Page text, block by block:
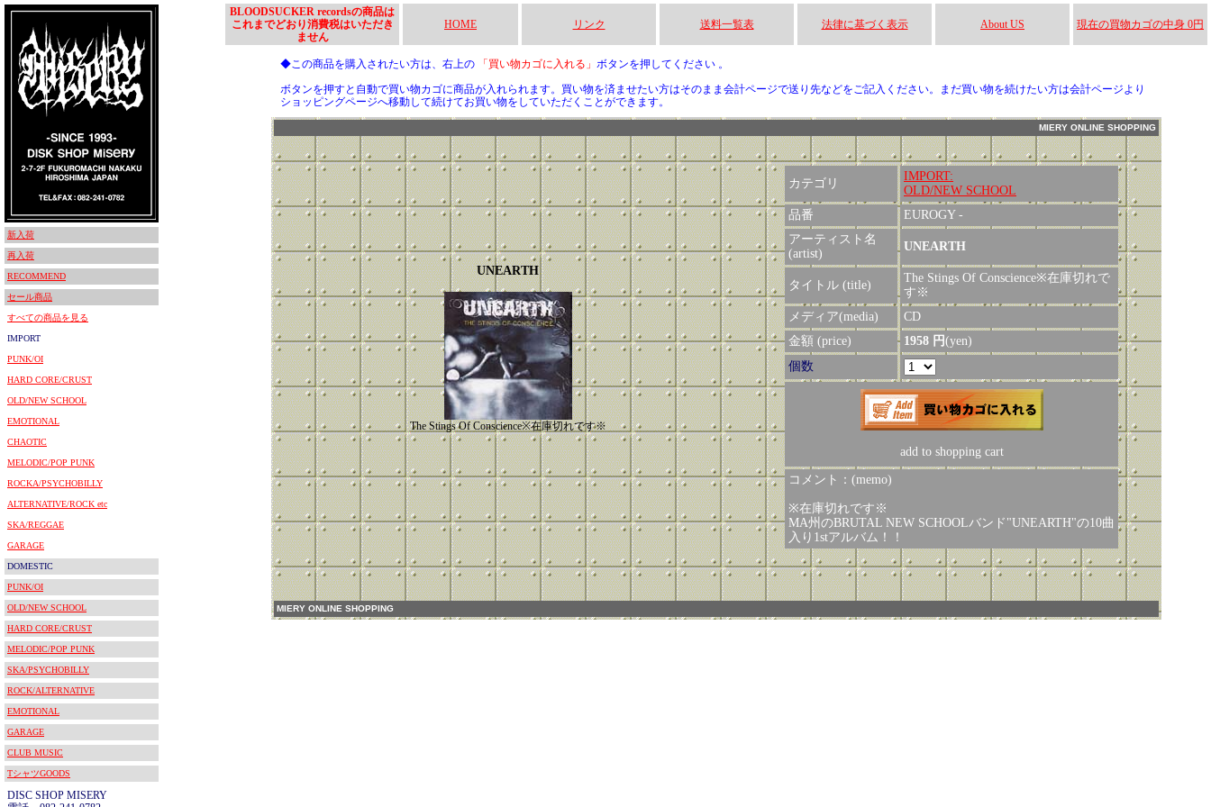
新入荷
再入荷
RECOMMEND
セール商品
すべての商品を見る
IMPORT
PUNK/OI
HARD CORE/CRUST
OLD/NEW SCHOOL
EMOTIONAL
CHAOTIC
MELODIC/POP PUNK
ROCKA/PSYCHOBILLY
ALTERNATIVE/ROCK etc
SKA/REGGAE
GARAGE
DOMESTIC
PUNK/OI
OLD/NEW SCHOOL
HARD CORE/CRUST
MELODIC/POP PUNK
SKA/PSYCHOBILLY
ROCK/ALTERNATIVE
EMOTIONAL
GARAGE
CLUB MUSIC
TシャツGOODS
DISC SHOP MISERY
BLOODSUCKER recordsの商品は
これまでどおり消費税はいただき
ません
HOME リンク 送料一覧表 法律に基づく表示 About US 現在の買物カゴの中身 0円
◆この商品を購入されたい方は、右上の 「買い物カゴに入れる」 ボタンを押してください 。
ボタンを押すと自動で買い物カゴに商品が入れられます。買い物を済ませたい方はそのまま会計ページで送り先などをご記入ください。まだ買い物を続けたい方は会計ページより
ショッピングページへ移動して続けてお買い物をしていただくことができます。
MIERY ONLINE SHOPPING
UNEARTH
The Stings Of Conscience※在庫切れです※
カテゴリ
IMPORT:
OLD/NEW SCHOOL
品番
EUROGY -
アーティスト名
(artist)
UNEARTH
タイトル (title)
The Stings Of Conscience※在庫切れで
す※
メディア(media)
CD
金額 (price)
1958 円(yen)
個数
add to shopping cart
コメント：(memo)
※在庫切れです※
MA州のBRUTAL NEW SCHOOLバンド"UNEARTH"の10曲
入り1stアルバム！！
MIERY ONLINE SHOPPING